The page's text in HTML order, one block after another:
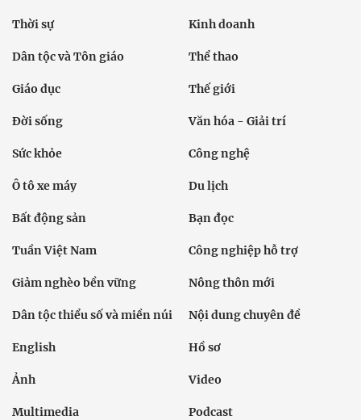
Thời sự Kinh doanh
Dân tộc và Tôn giáo Thể thao
Giáo dục Thế giới
Đời sống Văn hóa - Giải trí
Sức khỏe Công nghệ
Ô tô xe máy Du lịch
Bất động sản Bạn đọc
Tuần Việt Nam Công nghiệp hỗ trợ
Giảm nghèo bền vững Nông thôn mới
Dân tộc thiểu số và miền núi Nội dung chuyên đề
English Hồ sơ
Ảnh Video
Multimedia Podcast